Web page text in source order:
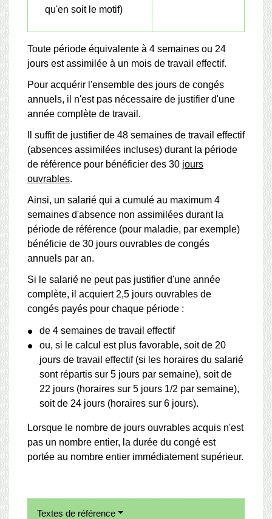
qu'en soit le motif)
Toute période équivalente à 4 semaines ou 24
jours est assimilée à un mois de travail effectif.
Pour acquérir l'ensemble des jours de congés
annuels, il n'est pas nécessaire de justifier d'une
année complète de travail.
Il suffit de justifier de 48 semaines de travail effectif
(absences assimilées incluses) durant la période
de référence pour bénéficier des 30 jours
ouvrables.
Ainsi, un salarié qui a cumulé au maximum 4
semaines d'absence non assimilées durant la
période de référence (pour maladie, par exemple)
bénéficie de 30 jours ouvrables de congés
annuels par an.
Si le salarié ne peut pas justifier d'une année
complète, il acquiert 2,5 jours ouvrables de
congés payés pour chaque période :
de 4 semaines de travail effectif
ou, si le calcul est plus favorable, soit de 20
jours de travail effectif (si les horaires du salarié
sont répartis sur 5 jours par semaine), soit de
22 jours (horaires sur 5 jours 1/2 par semaine),
soit de 24 jours (horaires sur 6 jours).
Lorsque le nombre de jours ouvrables acquis n'est
pas un nombre entier, la durée du congé est
portée au nombre entier immédiatement supérieur.
Textes de référence